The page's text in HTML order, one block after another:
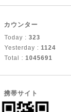
カウンター
Today : 323
Yesterday : 1124
Total : 1045691
携帯サイト